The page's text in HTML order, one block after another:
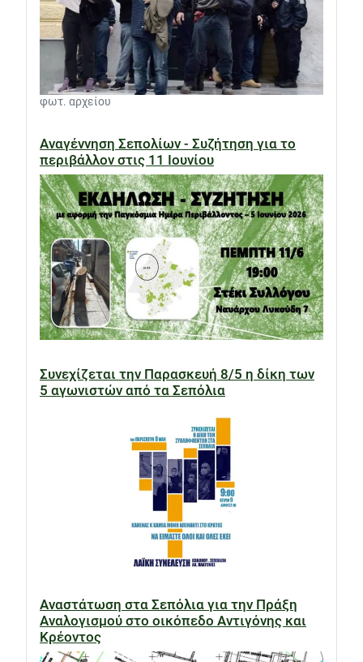
φωτ. αρχείου
Αναγέννηση Σεπολίων - Συζήτηση για το
περιβάλλον στις 11 Ιουνίου
Συνεχίζεται την Παρασκευή 8/5 η δίκη των
5 αγωνιστών από τα Σεπόλια
Αναστάτωση στα Σεπόλια για την Πράξη
Αναλογισμού στο οικόπεδο Αντιγόνης και
Κρέοντος